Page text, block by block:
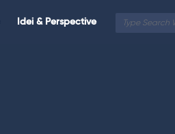
Idei & Perspective